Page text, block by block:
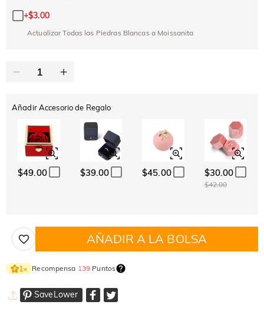
+$3.00
Actualizar Todas las Piedras Blancas a Moissanita
Añadir Accesorio de Regalo
$49.00 $39.00 $45.00 $30.00
$42.00
AÑADIR A LA BOLSA
1× Recompensa 139 Puntos
SaveLower